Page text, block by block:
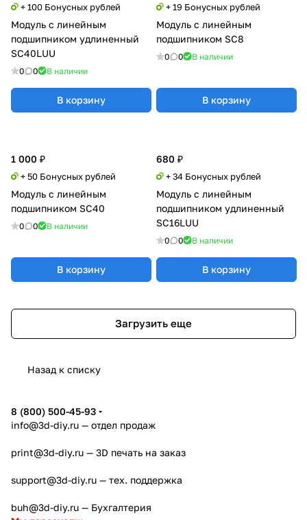
+ 100 Бонусных рублей
Модуль с линейным
подшипником удлиненный
SC40LUU
0 0 В наличии
В корзину
+ 19 Бонусных рублей
Модуль с линейным
подшипником SC8
0 0 В наличии
В корзину
1 000 ₽
+ 50 Бонусных рублей
Модуль с линейным
подшипником SC40
0 0 В наличии
В корзину
680 ₽
+ 34 Бонусных рублей
Модуль с линейным
подшипником удлиненный
SC16LUU
0 0 В наличии
В корзину
Загрузить еще
Назад к списку
8 (800) 500-45-93
info@3d-diy.ru — отдел продаж
print@3d-diy.ru — 3D печать на заказ
support@3d-diy.ru — тех. поддержка
buh@3d-diy.ru — Бухгалтерия